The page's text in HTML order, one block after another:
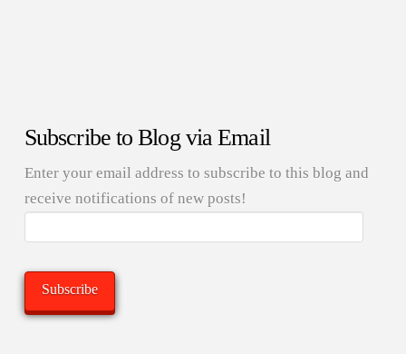
Subscribe to Blog via Email
Enter your email address to subscribe to this blog and
receive notifications of new posts!
Subscribe